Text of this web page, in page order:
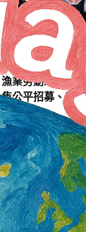
漁業勞動人權論
焦公平招募、盡
2 天 AGO